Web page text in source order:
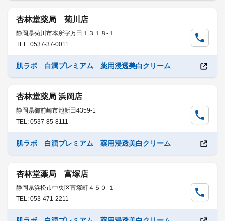
杏林堂薬局 菊川店
静岡県菊川市本所字万田１３１８-１
TEL: 0537-37-0011
肌ラボ 白潤プレミアム 薬用浸透美白クリーム
杏林堂薬局 浜岡店
静岡県御前崎市池新田4359-1
TEL: 0537-85-8111
肌ラボ 白潤プレミアム 薬用浸透美白クリーム
杏林堂薬局 富塚店
静岡県浜松市中央区富塚町４５０-１
TEL: 053-471-2211